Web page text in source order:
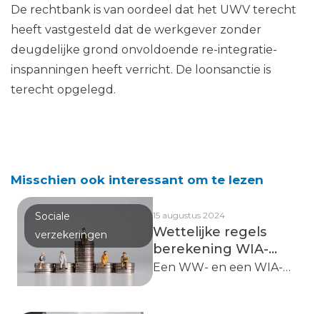
De rechtbank is van oordeel dat het UWV terecht
heeft vastgesteld dat de werkgever zonder
deugdelijke grond onvoldoende re-integratie-
inspanningen heeft verricht. De loonsanctie is
terecht opgelegd.
Misschien ook interessant om te lezen
Sociale
verzekeringen
15 augustus 2024
Wettelijke regels
berekening WIA-
dagloon zijn
Een WW- en een WIA-